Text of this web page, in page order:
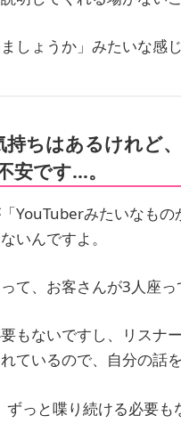
しょうか」みたいな感じ
ちはあるけれど
安です…。
YouTuberみたいなも
いんですよ。
て、お客さんが3人座っ
もないですし、リスナ
ているので、自分の話
っと喋り続ける必要も